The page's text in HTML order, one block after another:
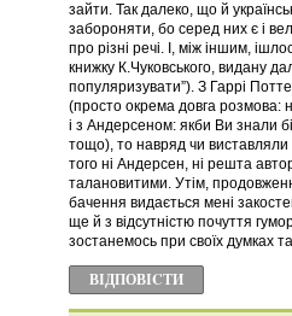
зайти. Так далеко, що й
забороняти, бо серед них є і
про різні речі. І, між іншим,
книжку К.Чуковського, видану
популяризувати”). З Гаррі
(просто окрема довга розмова:
і з Андерсеном: якби Ви знали
тощо), то навряд чи виставляли
того ні Андерсен, ні решта
талановитими. Утім,
бачення видається мені
ще й з відсутністю почуття
зостанемось при своїх думках та
ВІДПОВІCТИ